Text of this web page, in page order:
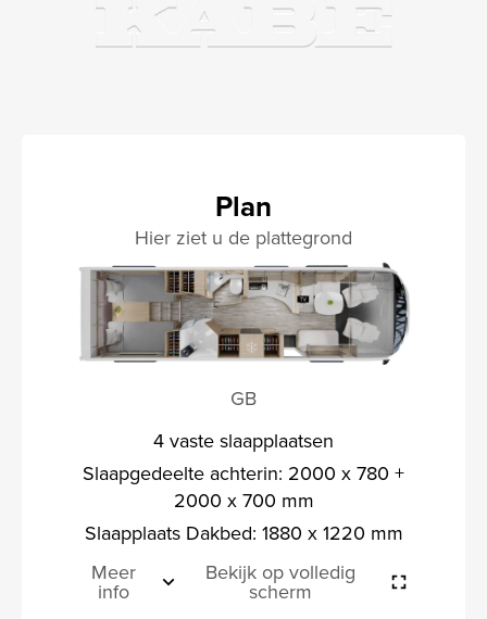
Plan
Hier ziet u de plattegrond
GB
4 vaste slaapplaatsen
Slaapgedeelte achterin: 2000 x 780 +
2000 x 700 mm
Slaapplaats Dakbed: 1880 x 1220 mm
Meer
info
Bekijk op volledig
scherm